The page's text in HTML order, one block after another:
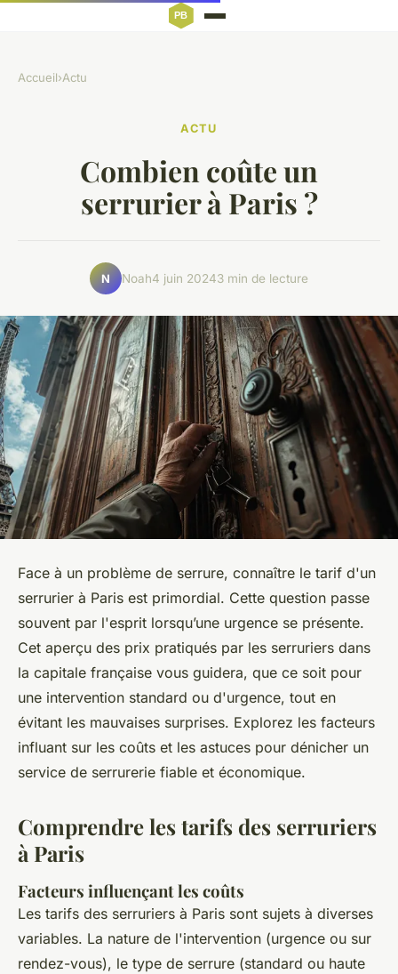
Accueil›Actu
ACTU
Combien coûte un
serrurier à Paris ?
N Noah4 juin 20243 min de lecture
Face à un problème de serrure, connaître le tarif d'un
serrurier à Paris est primordial. Cette question passe
souvent par l'esprit lorsqu’une urgence se présente.
Cet aperçu des prix pratiqués par les serruriers dans
la capitale française vous guidera, que ce soit pour
une intervention standard ou d'urgence, tout en
évitant les mauvaises surprises. Explorez les facteurs
influant sur les coûts et les astuces pour dénicher un
service de serrurerie fiable et économique.
Comprendre les tarifs des serruriers
à Paris
Facteurs influençant les coûts
Les tarifs des serruriers à Paris sont sujets à diverses
variables. La nature de l'intervention (urgence ou sur
rendez-vous), le type de serrure (standard ou haute